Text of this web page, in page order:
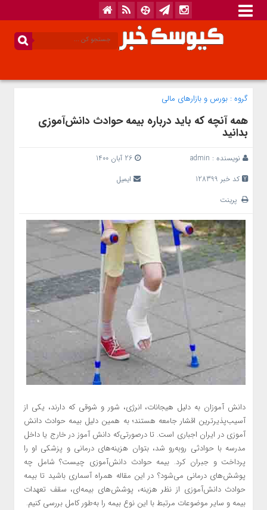
گروه : بورس و بازار‌های مالی
همه آنچه که باید درباره بیمه حوادث دانش‌آموزی
بدانید
نویسنده : admin
26 آبان 1400
کد خبر 128399
ایمیل
پرینت
دانش آموزان به دلیل هیجانات، انرژی، شور و شوقی که دارند، یکی از
آسیب‌پذیرترین اقشار جامعه هستند؛ به همین دلیل بیمه حوادث دانش
آموزی در ایران اجباری است. تا درصورتی‌که دانش آموز در خارج یا داخل
مدرسه با حوادثی روبه‌رو شد، بتوان هزینه‌های درمانی و پزشکی او را
پرداخت و جبران کرد. بیمه حوادث دانش‌آموزی چیست؟ شامل چه
پوشش‌های درمانی می‌شود؟ در این مقاله همراه آسماری باشید تا بیمه
حوادث دانش‌آموزی از نظر هزینه، پوشش‌های بیمه‌ای، سقف تعهدات
بیمه و سایر موضوعات مرتبط با این نوع بیمه را به‌طور کامل بررسی ‌کنیم.